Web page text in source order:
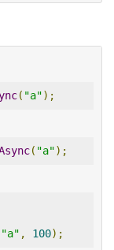
( "a");
( "a");
"a" , 100);